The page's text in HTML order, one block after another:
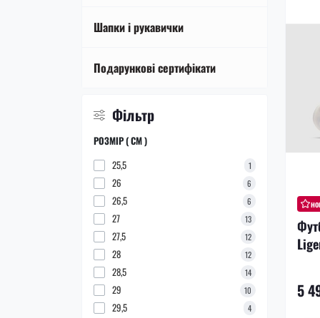
Шапки і рукавички
Подарункові сертифікати
Фільтр
РОЗМІР ( СМ )
25,5
1
26 6
26,5 6
27 13
27,5 12
28 12
28,5 14
29 10
29,5 4
5